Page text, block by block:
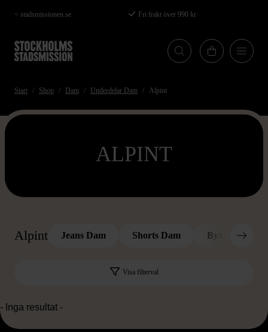
Hoppa
till
huvudinnehåll
< stadsmissionen.se Fri frakt över 990 kr
Start Shop Dam Underdelar Dam Alpint
ALPINT
Alpint Jeans Dam Shorts Dam Byxor Dam
Visa filterval
- Inga resultat -